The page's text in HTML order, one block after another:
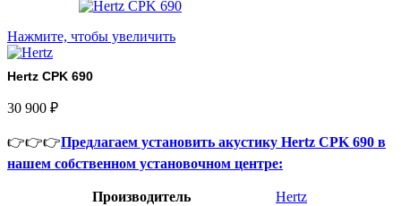
Нажмите, чтобы увеличить
Hertz CPK 690
30 900 ₽
👉👉👉Предлагаем установить акустику Hertz CPK 690 в
нашем собственном установочном центре:
Производитель
Hertz